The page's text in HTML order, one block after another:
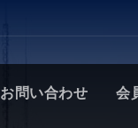
お問い合わせ 会